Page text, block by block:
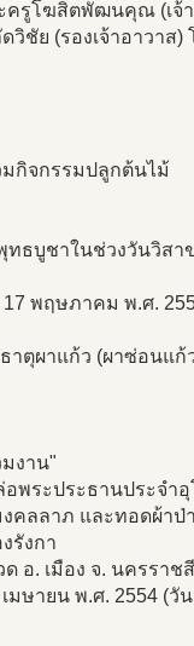
ครูโฆสิตพัฒนคุณ (เจ้า
วิชัย (รองเจ้าอาวาส)
กิจกรรมปลูกต้นไม้
ทธบูชาในช่วงวันวิสา
17 พฤษภาคม พ.ศ.
าตุผาแก้ว (ผาซ่อนแก้
งาน"
อพระประธานประจำ
คลลาภ และทอดผ้าป่
รังกา
อ. เมือง จ. นครราช
มษายน พ.ศ. 2554 (วั